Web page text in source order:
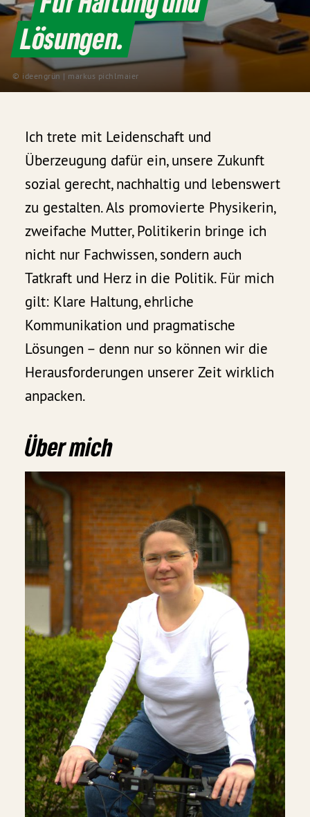
© ideengrün | markus pichlmaier
Lösungen.
Ich trete mit Leidenschaft und
Überzeugung dafür ein, unsere Zukunft
sozial gerecht, nachhaltig und lebenswert
zu gestalten. Als promovierte Physikerin,
zweifache Mutter, Politikerin bringe ich
nicht nur Fachwissen, sondern auch
Tatkraft und Herz in die Politik. Für mich
gilt: Klare Haltung, ehrliche
Kommunikation und pragmatische
Lösungen – denn nur so können wir die
Herausforderungen unserer Zeit wirklich
anpacken.
Über mich